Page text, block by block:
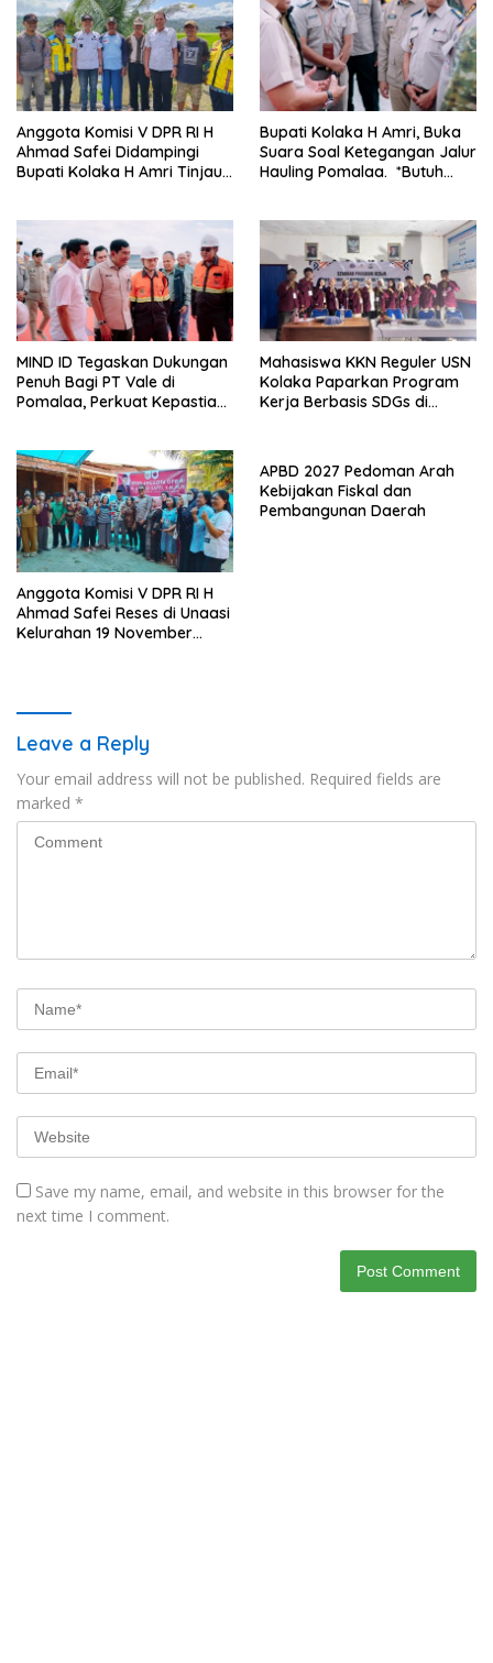
Anggota Komisi V DPR RI H
Ahmad Safei Didampingi
Bupati Kolaka H Amri Tinjau
Kelurahan 19 November
Wundulako
Bupati Kolaka H Amri, Buka
Suara Soal Ketegangan Jalur
Hauling Pomalaa. *Butuh
Premanisme Industrial
MIND ID Tegaskan Dukungan
Penuh Bagi PT Vale di
Pomalaa, Perkuat Kepastian
Mahasiswa KKN Reguler USN
Kolaka Paparkan Program
Kerja Berbasis SDGs di
Anggota Komisi V DPR RI H
Ahmad Safei Reses di Unaasi
Kelurahan 19 November
APBD 2027 Pedoman Arah
Kebijakan Fiskal dan
Pembangunan Daerah
Leave a Reply
Your email address will not be published. Required fields are
marked *
Save my name, email, and website in this browser for the
next time I comment.